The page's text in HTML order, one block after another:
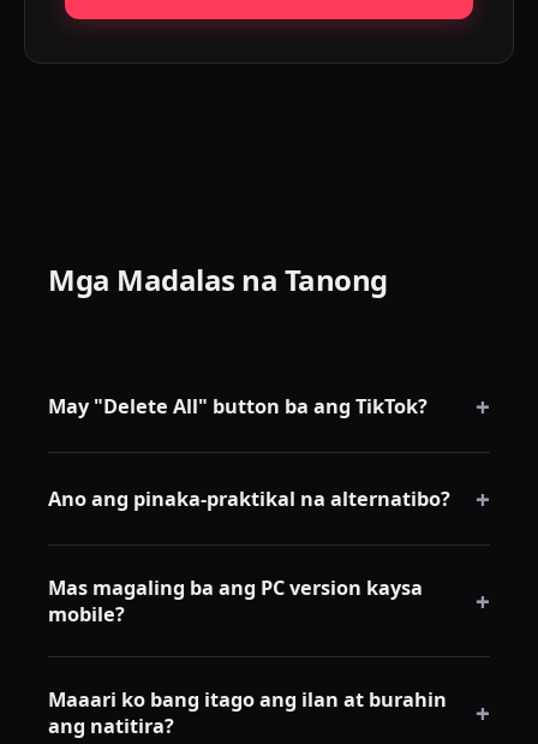
Mga Madalas na Tanong
May "Delete All" button ba ang TikTok? +
deletion function — kailangan mong magtanggal
Ano ang pinaka-praktikal na alternatibo? +
na browser tool ay kasalukuyang pinaka-mahusay na
paraan ng mass deletion.
Mas magaling ba ang PC version kaysa
mobile?
+
workspace, mas matatag na session, at mas
madaling integrasyon ng bulk tools.
Maaari ko bang itago ang ilan at burahin
ang natitira?
+